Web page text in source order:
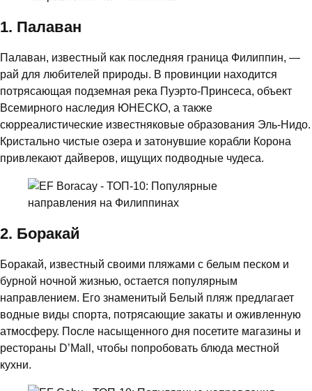
1. Палаван
Палаван, известный как последняя граница Филиппин, —
рай для любителей природы. В провинции находится
потрясающая подземная река Пуэрто-Принсеса, объект
Всемирного наследия ЮНЕСКО, а также
сюрреалистические известняковые образования Эль-Нидо.
Кристально чистые озера и затонувшие корабли Корона
привлекают дайверов, ищущих подводные чудеса.
2. Боракай
Боракай, известный своими пляжами с белым песком и
бурной ночной жизнью, остается популярным
направлением. Его знаменитый Белый пляж предлагает
водные виды спорта, потрясающие закаты и оживленную
атмосферу. После насыщенного дня посетите магазины и
рестораны D’Mall, чтобы попробовать блюда местной
кухни.